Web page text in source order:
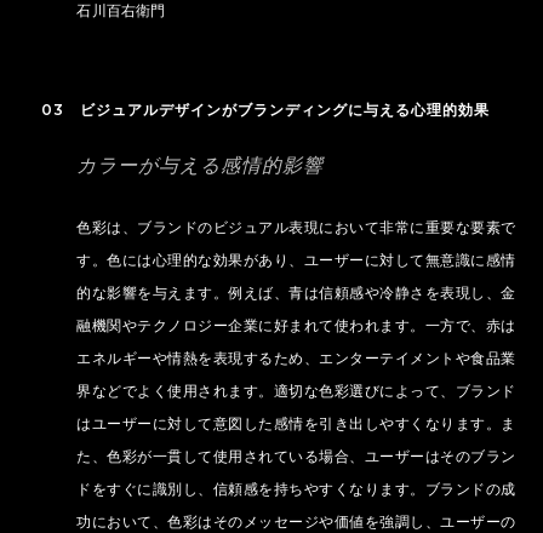
石川百右衛門
03 ビジュアルデザインがブランディングに与える心理的効果
カラーが与える感情的影響
色彩は、ブランドのビジュアル表現において非常に重要な要素で
す。色には心理的な効果があり、ユーザーに対して無意識に感情
的な影響を与えます。例えば、青は信頼感や冷静さを表現し、金
融機関やテクノロジー企業に好まれて使われます。一方で、赤は
エネルギーや情熱を表現するため、エンターテイメントや食品業
界などでよく使用されます。適切な色彩選びによって、ブランド
はユーザーに対して意図した感情を引き出しやすくなります。ま
た、色彩が一貫して使用されている場合、ユーザーはそのブラン
ドをすぐに識別し、信頼感を持ちやすくなります。ブランドの成
功において、色彩はそのメッセージや価値を強調し、ユーザーの